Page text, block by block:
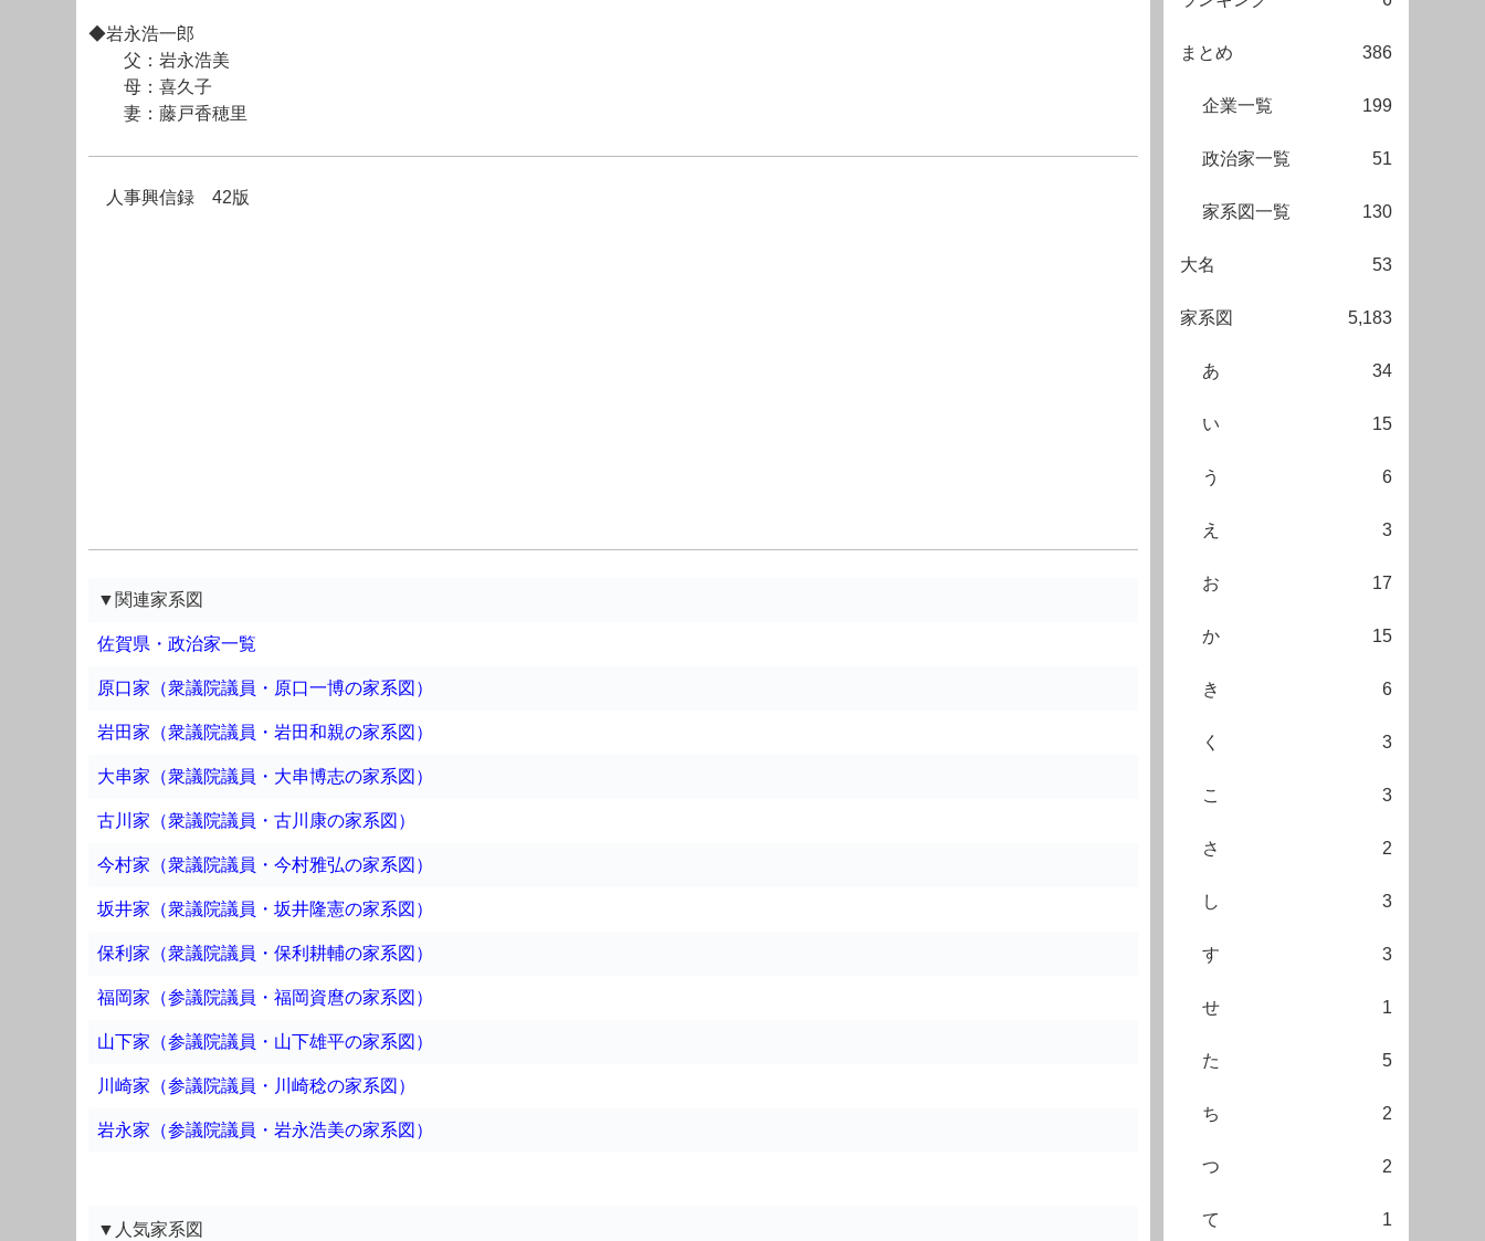
◆岩永浩一郎
父：岩永浩美
母：喜久子
妻：藤戸香穂里
人事興信録 42版
▼関連家系図
佐賀県・政治家一覧
原口家（衆議院議員・原口一博の家系図）
岩田家（衆議院議員・岩田和親の家系図）
大串家（衆議院議員・大串博志の家系図）
古川家（衆議院議員・古川康の家系図）
今村家（衆議院議員・今村雅弘の家系図）
坂井家（衆議院議員・坂井隆憲の家系図）
保利家（衆議院議員・保利耕輔の家系図）
福岡家（参議院議員・福岡資麿の家系図）
山下家（参議院議員・山下雄平の家系図）
川崎家（参議院議員・川崎稔の家系図）
岩永家（参議院議員・岩永浩美の家系図）
▼人気家系図
まとめ 386
企業一覧 199
政治家一覧 51
家系図一覧 130
大名 53
家系図 5,183
あ 34
い 15
う 6
え 3
お 17
か 15
き 6
く 3
こ 3
さ 2
し 3
す 3
せ 1
た 5
ち 2
つ 2
て 1